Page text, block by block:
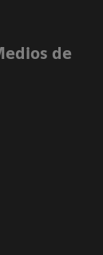
de